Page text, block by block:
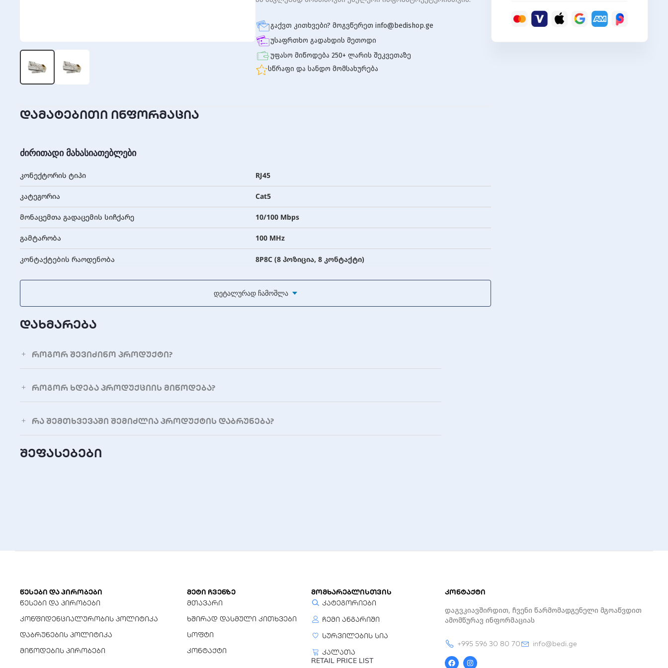
გაქვთ კითხვები? მოგვწერეთ info@bedishop.ge
უსაფრთხო გადახდის მეთოდი
უფასო მიწოდება 250+ ლარის შეკვეთაზე
სწრაფი და სანდო მომსახურება
დამატებითი ინფორმაცია
ძირითადი მახასიათებლები
კონექტორის ტიპი RJ45
კატეგორია Cat5
მონაცემთა გადაცემის სიჩქარე 10/100 Mbps
გამტარობა 100 MHz
კონტაქტების რაოდენობა 8P8C (8 პოზიცია, 8 კონტაქტი)
Დეტალურად Ჩამოშლა
დახმარება
როგორ შევიძინო პროდუქტი?
როგორ ხდება პროდუქციის მიწოდება?
რა შემთხვევაში შემიძლია პროდუქტის დაბრუნება?
შეფასებები
წესები და პირობები
წესები და პირობები
კონფიდენციალურობის პოლიტიკა
დაბრუნების პოლიტიკა
მიწოდების პირობები
მეტი ჩვენზე
მთავარი
ხშირად დასმული კითხვები
სოფტი
კონტაქტი
მომხარებლისთვის
კატეგორიები
ჩემი ანგარიში
სურვილების სია
კალათა
RETAIL PRICE LIST
კონტაქტი
Დაგვკიავშირდით, Ჩვენი Წარმომადგენელი Მგოაწვდით
Ამომწურავ Ინფორმაციას
+995 596 30 80 70
info@bedi.ge
a
c
n
s